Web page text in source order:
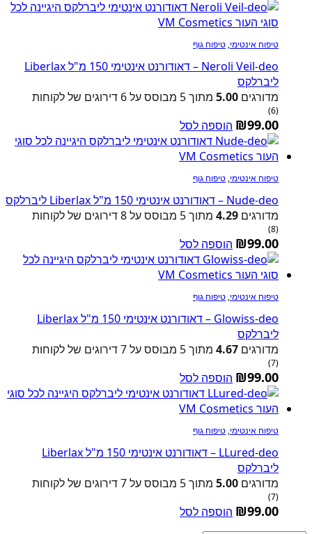
טיפוח אינטימי, טיפוח גוף
Neroli Veil-deo – דאודורנט אינטימי 150 מ"ל Liberlax
ליברלקס
מדורגים 5.00 מתוך 5 מבוסס על 6 דירוגים של לקוחות
(6)
₪99.00 הוספה לסל
טיפוח אינטימי, טיפוח גוף
Nude-deo – דאודורנט אינטימי 150 מ"ל Liberlax ליברלקס
מדורגים 4.29 מתוך 5 מבוסס על 8דירוגים של לקוחות
(8)
₪99.00 הוספה לסל
טיפוח אינטימי, טיפוח גוף
Glowiss-deo – דאודורנט אינטימי 150 מ"ל Liberlax
ליברלקס
מדורגים 4.67 מתוך 5 מבוסס על 7דירוגים של לקוחות
(7)
₪99.00 הוספה לסל
טיפוח אינטימי, טיפוח גוף
LLured-deo – דאודורנט אינטימי 150 מ"ל Liberlax
ליברלקס
מדורגים 5.00 מתוך 5 מבוסס על 7דירוגים של לקוחות
(7)
₪99.00 הוספה לסל